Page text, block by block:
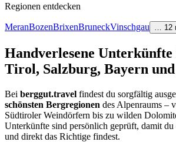
Regionen entdecken
MeranBozenBrixenBruneckVinschgau 12
Handverlesene
Tirol, Salzburg, Bayern und
Bei berggut.travel findest du sorgfältig
schönsten Bergregionen des Alpenraums –
Südtiroler Weindörfern bis zu wilden
Unterkünfte sind persönlich geprüft, damit du
und direkt das Richtige findest.